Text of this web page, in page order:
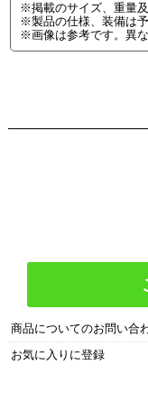
※掲載のサイズ、重量
※製品の仕様、装備は
※画像は参考です。異
商品についてのお問い合
お気に入りに登録